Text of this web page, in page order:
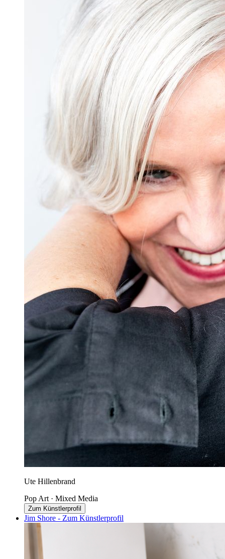
Ute Hillenbrand
Pop Art · Mixed Media
Zum Künstlerprofil
Jim Shore - Zum Künstlerprofil